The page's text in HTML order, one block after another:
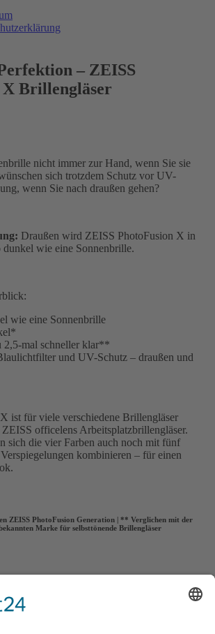
– ZEISS
X Brillengläser
nicht immer zur Hand, wenn Sie sie
sich trotzdem Schutz vor UV-
wenn Sie nach draußen gehen?
Draußen wird ZEISS PhotoFusion X in
dunkel wie eine Sonnenbrille.
wie eine Sonnenbrille
2,5-mal schneller klar**
und UV-Schutz – draußen und
ist für viele verschiedene Brillengläser
officelens Arbeitsplatzbrillengläser.
sich die vier Farben auch noch mit fünf
kombinieren – für einen
ZEISS PhotoFusion Generation | ** Verglichen mit der
Marke für selbsttönende Brillengläser